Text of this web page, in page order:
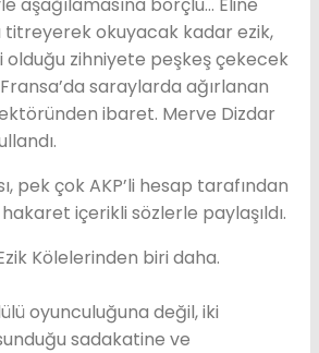
titreyerek okuyacak kadar ezik,
olduğu zihniyete peşkeş çekecek
saraylarda ağırlanan
ibaret. Merve Dizdar
pek çok AKP’li hesap tarafından
içerikli sözlerle paylaşıldı.
Ezik Kölelerinden biri daha.
oyunculuğuna değil, iki
sadakatine ve